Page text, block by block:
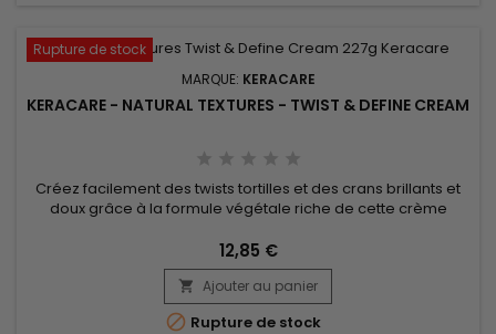
Rupture de stock
MARQUE: KERACARE
KERACARE - NATURAL TEXTURES - TWIST & DEFINE CREAM
Créez facilement des twists tortilles et des crans brillants et
doux grâce à la formule végétale riche de cette crème
secs, vos cheveux auront la forme et la base des boucles
désirées. &nbsp;Vos cheveux seront parfaitement hydratés
et ultra-brillants, grâce aux huiles d'Argan, d' Abyssinie et de...
12,85 €
 Ajouter au panier
 Rupture de stock